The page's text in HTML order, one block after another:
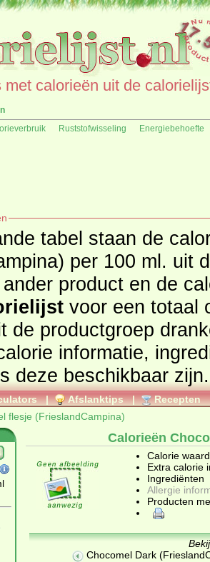
met calorieën uit de
Ruststofwisseling Energiebehoefte
tabel staan de
per 100 ml. uit
product en de
voor een totaal
de productgroep
informatie,
deze beschikbaar zijn.
| Afslanktips | Recepten
flesje (FrieslandCampina)
Calorieën
Calorie
Extra calorie
Ingrediënten
Allergie
Producten
Chocomel Dark